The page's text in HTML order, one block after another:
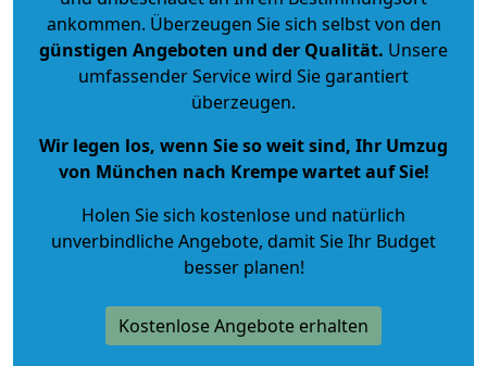
ankommen. Überzeugen Sie sich selbst von den
günstigen Angeboten und der Qualität. Unsere
umfassender Service wird Sie garantiert
überzeugen.
Wir legen los, wenn Sie so weit sind, Ihr Umzug
von München nach Krempe wartet auf Sie!
Holen Sie sich kostenlose und natürlich
unverbindliche Angebote, damit Sie Ihr Budget
besser planen!
Kostenlose Angebote erhalten